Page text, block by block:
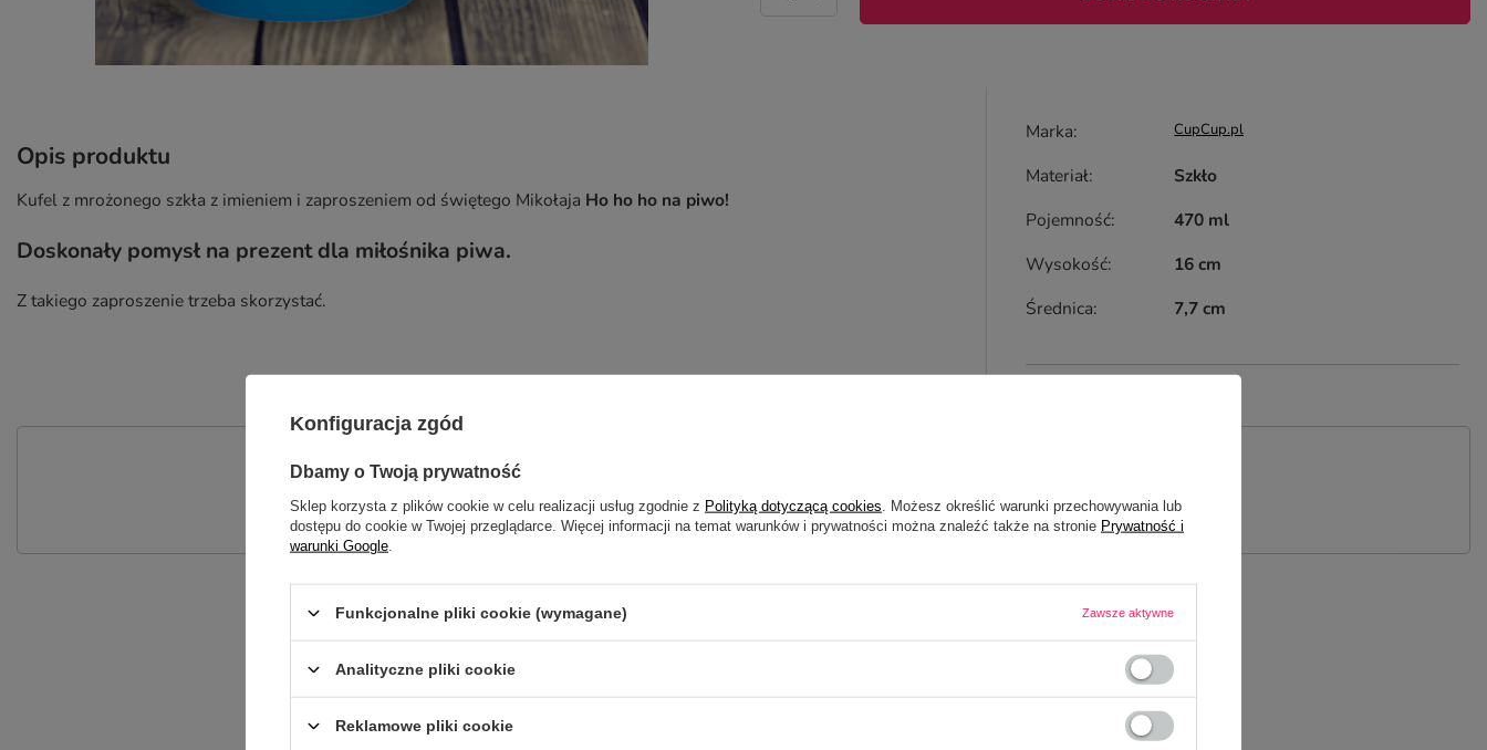
Opis produktu
Kufel z mrożonego szkła z imieniem i zaproszeniem od świętego Mikołaja Ho ho ho na piwo!
Doskonały pomysł na prezent dla miłośnika piwa.
Z takiego zaproszenie trzeba skorzystać.
Marka CupCup.pl
Materiał
Szkło
Pojemność
470 ml
Wysokość
16 cm
Średnica
7,7 cm
Potrzebujesz pomocy? Masz pytania?
Zadaj pytanie a my odpowiemy niezwłocznie, najciekawsze pytania i odpowiedzi publikując dla
innych.
NAPISZ SWOJĄ OPINIĘ
Konfiguracja zgód
Dbamy o Twoją prywatność
Sklep korzysta z plików cookie w celu realizacji usług zgodnie z Polityką dotyczącą cookies . Możesz określić warunki przechowywania lub
dostępu do cookie w Twojej przeglądarce. Więcej informacji na temat warunków i prywatności można znaleźć także na stronie Prywatność i
warunki Google
Funkcjonalne pliki cookie (wymagane) Zawsze aktywne
Analityczne pliki cookie
Reklamowe pliki cookie